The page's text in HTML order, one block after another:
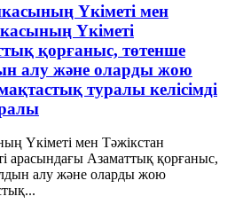
Үкіметі мен
Үкіметі
қорғаныс, төтенше
алу және оларды жою
туралы келісімді
Үкіметі мен Тәжікстан
арасындағы Азаматтық қорғаныс,
алу және оларды жою